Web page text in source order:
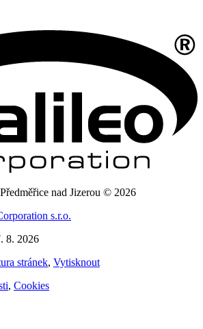
nad Jizerou © 2026
s.r.o.
8. 2026
stránek, Vytisknout
, Cookies